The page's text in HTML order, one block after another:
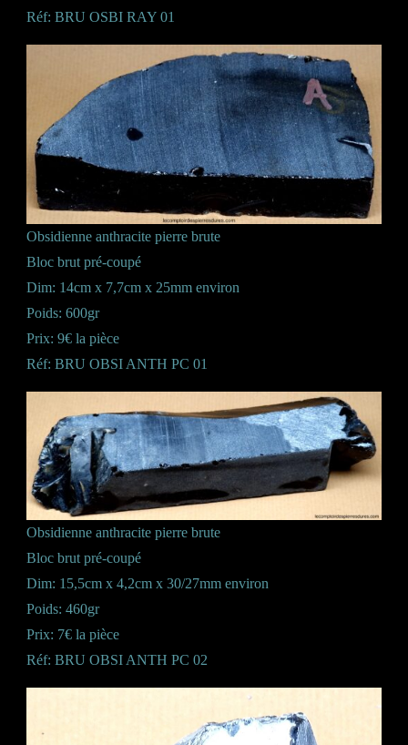
Réf: BRU OSBI RAY 01
Obsidienne anthracite pierre brute
Bloc brut pré-coupé
Dim: 14cm x 7,7cm x 25mm environ
Poids: 600gr
Prix: 9€ la pièce
Réf: BRU OBSI ANTH PC 01
Obsidienne anthracite pierre brute
Bloc brut pré-coupé
Dim: 15,5cm x 4,2cm x 30/27mm environ
Poids: 460gr
Prix: 7€ la pièce
Réf: BRU OBSI ANTH PC 02